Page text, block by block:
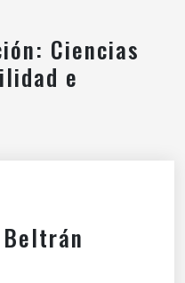
Ciencias
e